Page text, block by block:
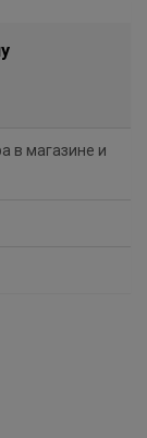
в магазине и